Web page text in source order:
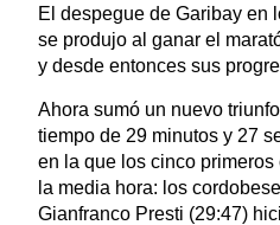
El despegue de Garibay en
se produjo al ganar el
y desde entonces sus
Ahora sumó un nuevo
tiempo de 29 minutos y 27
en la que los cinco
la media hora: los
Gianfranco Presti (29:47)